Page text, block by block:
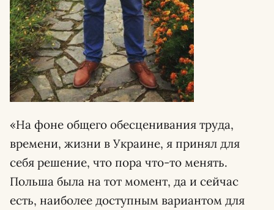
«На фоне общего обесценивания труда,
времени, жизни в Украине, я принял для
себя решение, что пора что-то менять.
Польша была на тот момент, да и сейчас
есть, наиболее доступным вариантом для